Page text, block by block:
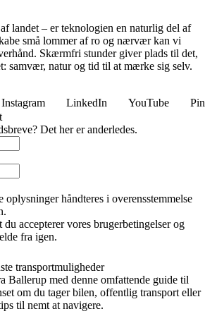
landet – er teknologien en naturlig del af
små lommer af ro og nærvær kan vi
Skærmfri stunder giver plads til det,
samvær, natur og tid til at mærke sig selv.
Instagram LinkedIn YouTube
Det her er anderledes.
oplysninger håndteres i overensstemmelse
accepterer vores brugerbetingelser og
fra igen.
transportmuligheder
Ballerup med denne omfattende guide til
om du tager bilen, offentlig transport eller
til nemt at navigere.